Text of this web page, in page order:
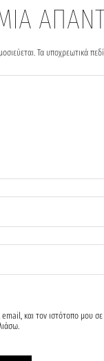
Τα υποχρεωτικά
και τον ιστότοπο μου